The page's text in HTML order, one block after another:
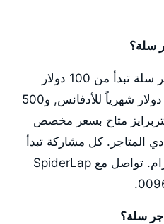
سلة؟
باقات SpiderLap لسيو متاجر سلة تبدأ من 100 دولار
شهرياً للباقة البسيطة, و300 دولار شهرياً للأدفانس, و500
متاح بسعر مخصص
المتاجر. كل مشاركة تبدأ
بفحص مجاني كامل بدون التزام. تواصل مع SpiderLap
سلة؟